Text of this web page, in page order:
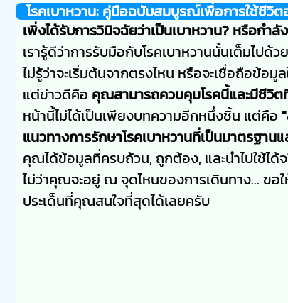
โรคเบาหวาน: คู่มือฉบับสมบูรณ์เพื่อการใช้ชีวิต
เพิ่งได้รับการวินิจฉัยว่าเป็นเบาหวาน? หรือก
เรารู้ดีว่าการรับมือกับโรคเบาหวานนั้นเต็มไป
ไม่รู้ว่าจะเริ่มต้นจากตรงไหน หรือจะเชื่อถือข้อมู
แต่ข่าวดีคือ คุณสามารถควบคุมโรคนี้และมีชีวิต
หน้านี้ไม่ได้เป็นเพียงบทความอีกหนึ่งชิ้น แต่คือ
แนวทางการรักษาโรคเบาหวานที่เป็นมาตรฐา
คุณได้ข้อมูลที่ครบถ้วน, ถูกต้อง, และนำไปใช้ได้
ไม่ว่าคุณจะอยู่ ณ จุดไหนของการเดินทาง... ขอ
ประเด็นที่คุณสนใจที่สุดได้เลยครับ